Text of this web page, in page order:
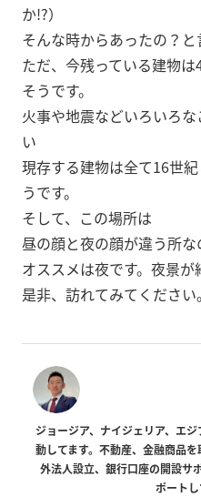
か!?）
そんな時からあったの？
ただ、今残っている建物
そうです。
火事や地震などいろいろ
い
現存する建物は全て16世
うです。
そして、この場所は
昼の顔と夜の顔が違う所
オススメは夜です。夜景が
是非、訪れてみてください。
ジョージア、ナイジェリア、エ
動してます。不動産、金融商品
外法人設立、銀行口座の開設サ
ポートし